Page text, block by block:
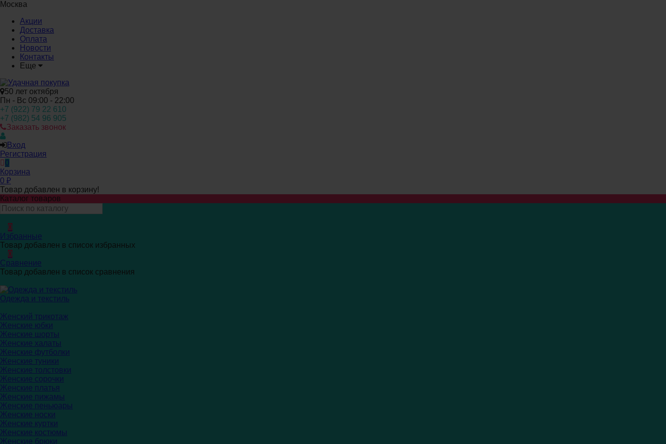
Москва
Акции
Доставка
Оплата
Новости
Контакты
Еще
50 лет октября
Пн - Вс 09:00 - 22:00
+7 (922) 79 22 610
+7 (982) 54 96 905
Заказать звонок
Вход
Регистрация
0
Корзина
0 ₽
Товар добавлен в корзину!
Каталог товаров
0
Избранные
Товар добавлен в список избранных
0
Сравнение
Товар добавлен в список сравнения
Одежда и текстиль
Женский трикотаж
Женские юбки
Женские шорты
Женские халаты
Женские футболки
Женские туники
Женские толстовки
Женские сорочки
Женские платья
Женские пижамы
Женские пеньюары
Женские носки
Женские куртки
Женские костюмы
Женские брюки